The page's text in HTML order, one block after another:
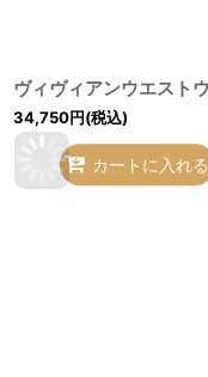
34,750円(税込)
カートに入れる